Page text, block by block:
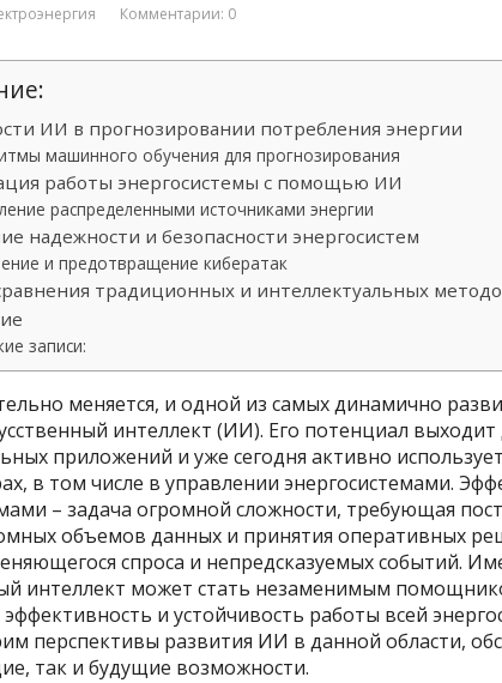
Комментарии: 0
ИИ в прогнозировании потребления энергии
машинного обучения для прогнозирования
работы энергосистемы с помощью ИИ
распределенными источниками энергии
надежности и безопасности энергосистем
и предотвращение кибератак
традиционных и интеллектуальных
записи:
меняется, и одной из самых динамично
интеллект (ИИ). Его потенциал
приложений и уже сегодня активно
в том числе в управлении энергосистемами.
– задача огромной сложности, требующая
объемов данных и принятия оперативных
спроса и непредсказуемых событий.
интеллект может стать незаменимым
и устойчивость работы всей
перспективы развития ИИ в данной области,
так и будущие возможности.